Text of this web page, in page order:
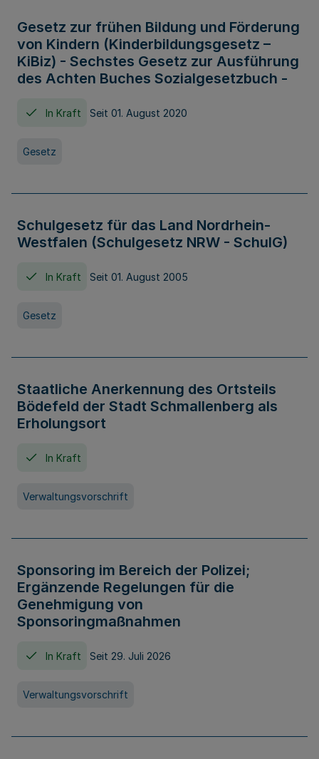
Gesetz zur frühen Bildung und Förderung
von Kindern (Kinderbildungsgesetz –
KiBiz) - Sechstes Gesetz zur Ausführung
des Achten Buches Sozialgesetzbuch -
In Kraft Seit 01. August 2020
Gesetz
Schulgesetz für das Land Nordrhein-
Westfalen (Schulgesetz NRW - SchulG)
In Kraft Seit 01. August 2005
Gesetz
Staatliche Anerkennung des Ortsteils
Bödefeld der Stadt Schmallenberg als
Erholungsort
In Kraft
Verwaltungsvorschrift
Sponsoring im Bereich der Polizei;
Ergänzende Regelungen für die
Genehmigung von
Sponsoringmaßnahmen
In Kraft Seit 29. Juli 2026
Verwaltungsvorschrift